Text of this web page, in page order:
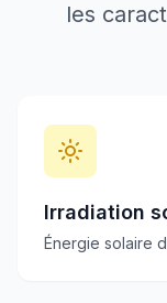
les
Irradiation
Énergie solaire